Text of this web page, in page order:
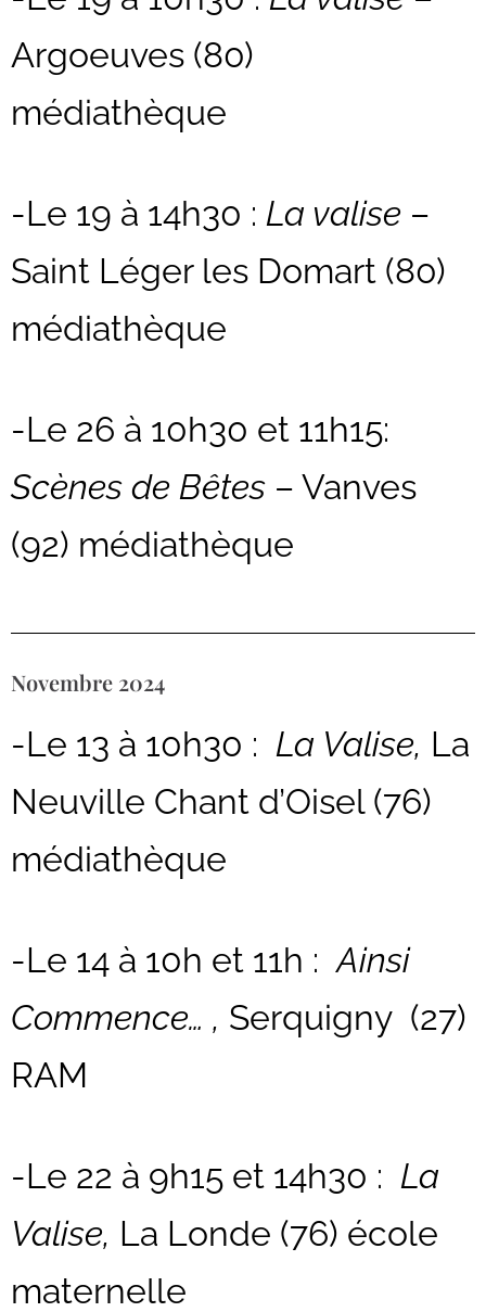
Argoeuves (80)
médiathèque
-Le 19 à 14h30 : La valise –
Saint Léger les Domart (80)
médiathèque
-Le 26 à 10h30 et 11h15:
Scènes de Bêtes – Vanves
(92) médiathèque
Novembre 2024
-Le 13 à 10h30 : La Valise, La
Neuville Chant d’Oisel (76)
médiathèque
-Le 14 à 10h et 11h : Ainsi
Commence… , Serquigny (27)
RAM
-Le 22 à 9h15 et 14h30 : La
Valise, La Londe (76) école
maternelle